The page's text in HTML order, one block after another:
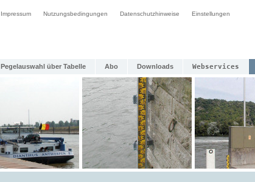
Impressum Nutzungsbedingungen Datenschutzhinweise Einstellungen
Pegelauswahl über Tabelle Abo Downloads Webservices